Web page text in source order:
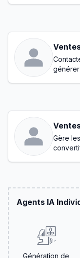
Gère
Agents IA
Génération de